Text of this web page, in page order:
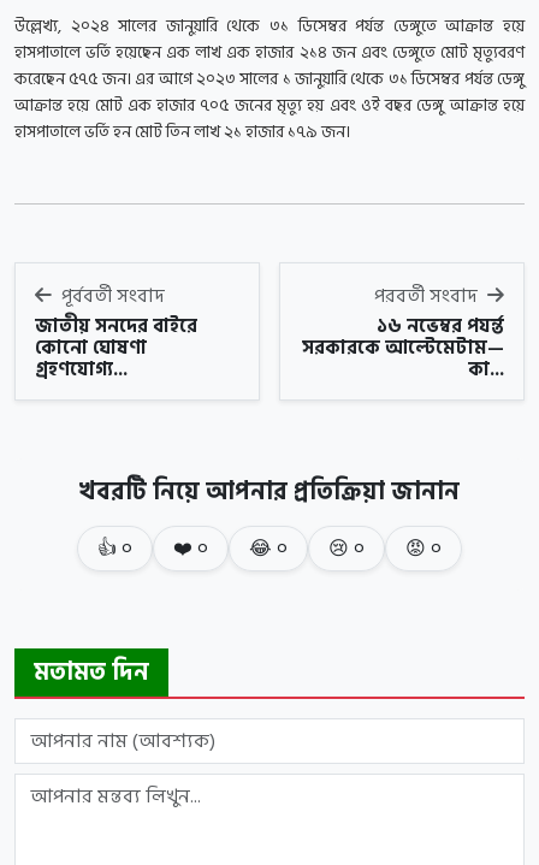
উল্লেখ্য, ২০২৪ সালের জানুয়ারি থেকে ৩১ ডিসেম্বর পর্যন্ত ডেঙ্গুতে আক্রান্ত হয়ে
হাসপাতালে ভর্তি হয়েছেন এক লাখ এক হাজার ২১৪ জন এবং ডেঙ্গুতে মোট মৃত্যুবরণ
করেছেন ৫৭৫ জন। এর আগে ২০২৩ সালের ১ জানুয়ারি থেকে ৩১ ডিসেম্বর পর্যন্ত ডেঙ্গু
আক্রান্ত হয়ে মোট এক হাজার ৭০৫ জনের মৃত্যু হয় এবং ওই বছর ডেঙ্গু আক্রান্ত হয়ে
হাসপাতালে ভর্তি হন মোট তিন লাখ ২১ হাজার ১৭৯ জন।
পূর্ববর্তী সংবাদ
জাতীয় সনদের বাইরে
কোনো ঘোষণা
গ্রহণযোগ্য...
পরবর্তী সংবাদ
১৬ নভেম্বর পযর্ন্ত
সরকারকে আল্টেমেটাম—
কা...
খবরটি নিয়ে আপনার প্রতিক্রিয়া জানান
👍০ ❤️০ 😂০ 😢০ 😡০
মতামত দিন